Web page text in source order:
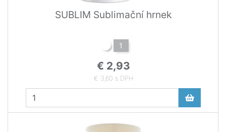
SUBLIM Sublimační hrnek
1
€ 2,93
€ 3,60 s DPH